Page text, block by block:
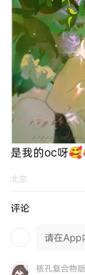
是我的oc呀
北京
评论
请在App
核孔复合物